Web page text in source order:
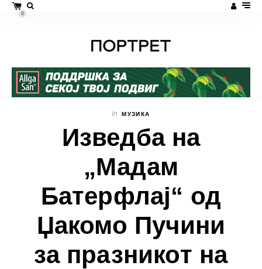
0
In МУЗИКА
Изведба на
„Мадам
Батерфлај“ од
Џакомо Пучини
за празникот на